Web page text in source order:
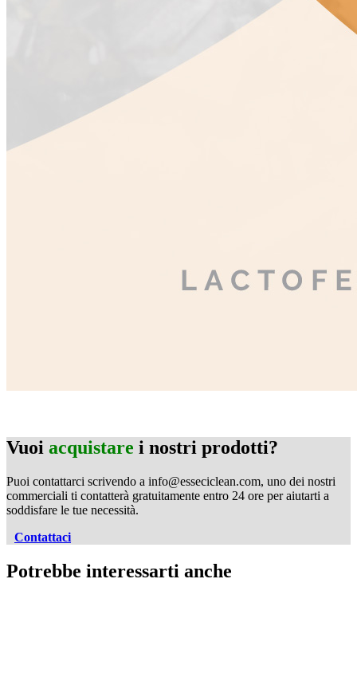
Vuoi acquistare i nostri prodotti?
Puoi contattarci scrivendo a info@esseciclean.com, uno dei nostri
commerciali ti contatterà gratuitamente entro 24 ore per aiutarti a
soddisfare le tue necessità.
Contattaci
Potrebbe interessarti anche